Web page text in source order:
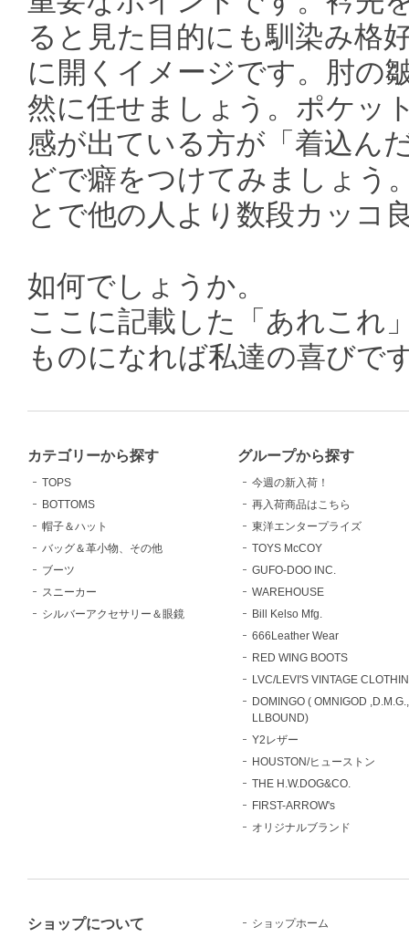
ると見た目的にも馴染み格
に開くイメージです。肘の
然に任せましょう。ポケッ
感が出ている方が「着込ん
どで癖をつけてみましょう
とで他の人より数段カッコ
如何でしょうか。
ここに記載した「あれこれ
ものになれば私達の喜びで
カテゴリーから探す
TOPS
BOTTOMS
帽子＆ハット
バッグ＆革小物、その他
ブーツ
スニーカー
シルバーアクセサリー＆眼鏡
グループから探す
今週の新入荷！
再入荷商品はこちら
東洋エンタープライズ
TOYS McCOY
GUFO-DOO INC.
WAREHOUSE
Bill Kelso Mfg.
666Leather Wear
RED WING BOOTS
LVC/LEVI'S VINTAGE
DOMINGO ( OMNIGOD
LLBOUND)
Y2レザー
HOUSTON/ヒューストン
THE H.W.DOG&CO.
FIRST-ARROW's
オリジナルブランド
ショップについて
ショップホーム